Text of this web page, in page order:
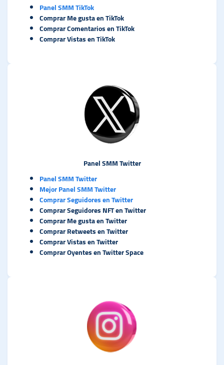
Panel SMM TikTok
Comprar Me gusta en TikTok
Comprar Comentarios en TikTok
Comprar Vistas en TikTok
Panel SMM Twitter
Panel SMM Twitter
Mejor Panel SMM Twitter
Comprar Seguidores en Twitter
Comprar Seguidores NFT en Twitter
Comprar Me gusta en Twitter
Comprar Retweets en Twitter
Comprar Vistas en Twitter
Comprar Oyentes en Twitter Space